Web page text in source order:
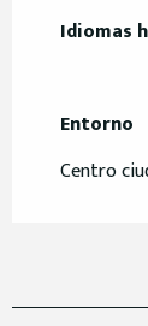
Idiomas
Idiomas
Entorno
Entorno
Centro